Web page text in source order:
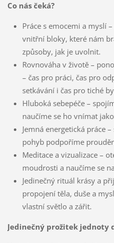
Co nás čeká?
Práce s emocemi a myslí
vnitřní bloky, které nám
způsoby, jak je uvolnit.
Rovnováha v životě –
– čas pro práci, čas pro
setkávání i čas pro tiché
Hluboká sebepéče –
naučíme se ho vnímat
Jemná energetická práce
pohyb podpoříme
Meditace a vizualizace –
moudrosti a naučíme se
Jedinečný rituál krásy a
propojení těla, duše a
vlastní světlo a zářit.
Jedinečný prožitek jednoty